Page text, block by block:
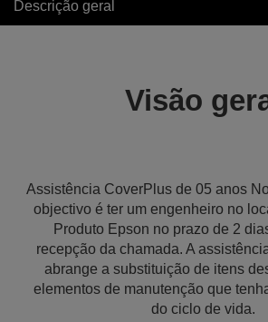
Descrição geral
Visão
Assistência CoverPlus de 05 anos
objectivo é ter um engenheiro no
Produto Epson no prazo de 2
recepção da chamada. A
abrange a substituição de itens
elementos de manutenção que
do ciclo de vida.